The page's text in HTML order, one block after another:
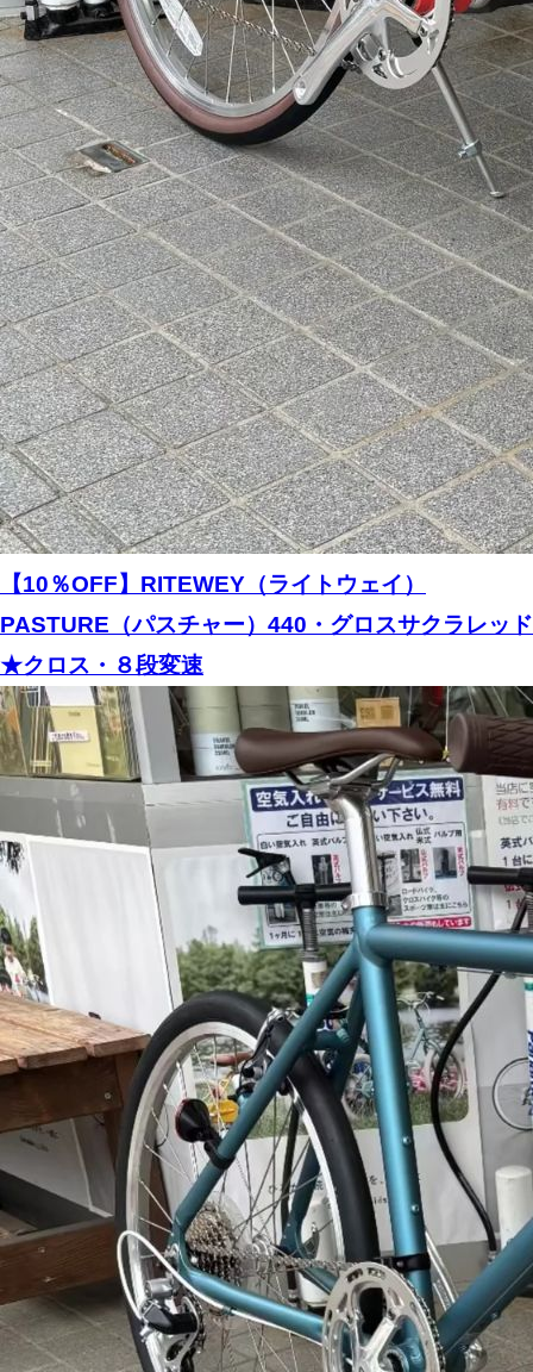
【10％OFF】RITEWEY（ライトウェイ）
PASTURE（パスチャー）440・グロスサクラレッド
★クロス・８段変速